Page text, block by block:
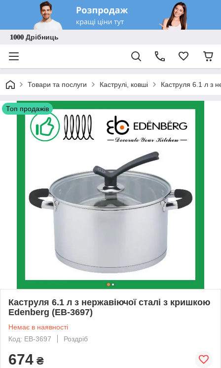
𝟏𝟎𝟎𝟎 Дрібниць
Товари та послуги Каструлі, ковші Каструля 6.1 л з
Топ продажів
Каструля 6.1 л з нержавіючої сталі з кришкою
Edenberg (EB-3697)
Немає в наявності
Код: EB-3697
Роздріб
674 ₴